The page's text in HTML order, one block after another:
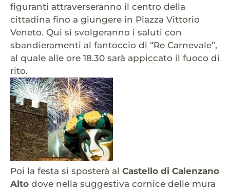
figuranti attraverseranno il centro della
cittadina fino a giungere in Piazza Vittorio
Veneto. Qui si svolgeranno i saluti con
sbandieramenti al fantoccio di “Re Carnevale”,
al quale alle ore 18.30 sarà appiccato il fuoco di
rito.
Poi la festa si sposterà al Castello di Calenzano
Alto dove nella suggestiva cornice delle mura